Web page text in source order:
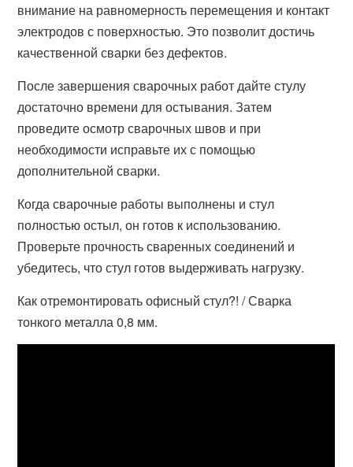
внимание на равномерность перемещения и контакт
электродов с поверхностью. Это позволит достичь
качественной сварки без дефектов.
После завершения сварочных работ дайте стулу
достаточно времени для остывания. Затем
проведите осмотр сварочных швов и при
необходимости исправьте их с помощью
дополнительной сварки.
Когда сварочные работы выполнены и стул
полностью остыл, он готов к использованию.
Проверьте прочность сваренных соединений и
убедитесь, что стул готов выдерживать нагрузку.
Как отремонтировать офисный стул?! / Сварка
тонкого металла 0,8 мм.